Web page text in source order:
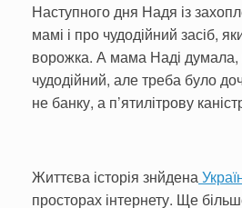
Наступного дня Надя із
мамі і про чудодійний засіб,
ворожка. А мама Наді думала,
чудодійний, але треба було
не банку, а п’ятилітрову
Життєва історія знйдена
просторах інтернету. Ще